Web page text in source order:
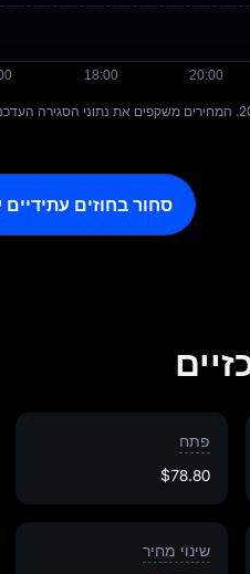
עודכן לאחרונה: ⁦2026-08-08 01:45:40⁩. המחירים משקפים
סחור בחוזים
פתח
$78.80
שינוי מחיר